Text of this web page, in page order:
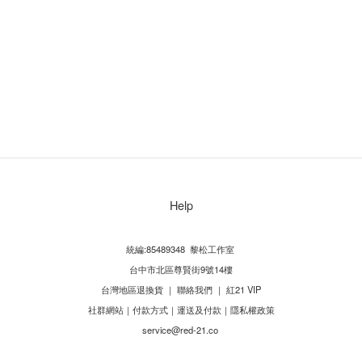
Help
統編:85489348 黎松工作室
台中市北區尊賢街9號14樓
台灣地區退換貨 ｜ 聯絡我們 ｜ 紅21 VIP
社群網站｜ 付款方式｜ 運送及付款 ｜ 隱私權政策
service@red-21.co